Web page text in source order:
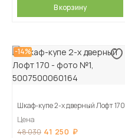
В корзину
-14%
Шкаф-купе 2-х дверный Лофт 170
Цена
48 030 41 250